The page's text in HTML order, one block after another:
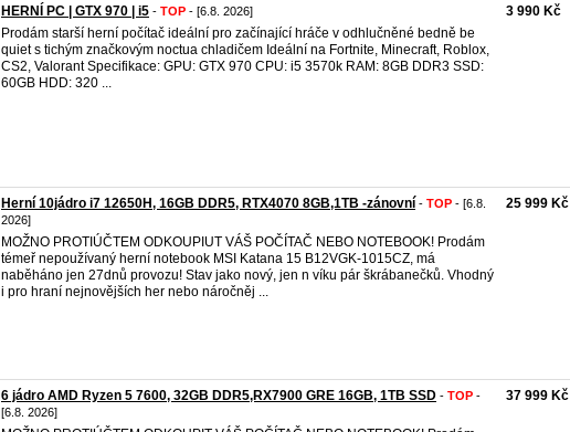
HERNÍ PC | GTX 970 | i5 - TOP - [6.8. 2026]
Prodám starší herní počítač ideální pro začínající hráče v odhlučněné bedně be
quiet s tichým značkovým noctua chladičem Ideální na Fortnite, Minecraft, Roblox,
CS2, Valorant Specifikace: GPU: GTX 970 CPU: i5 3570k RAM: 8GB DDR3 SSD:
60GB HDD: 320 ...
3 990 Kč
Herní 10jádro i7 12650H, 16GB DDR5, RTX4070 8GB,1TB -zánovní - TOP - [6.8.
2026]
MOŽNO PROTIÚČTEM ODKOUPIUT VÁŠ POČÍTAČ NEBO NOTEBOOK! Prodám
témeř nepoužívaný herní notebook MSI Katana 15 B12VGK-1015CZ, má
naběháno jen 27dnů provozu! Stav jako nový, jen n víku pár škrábanečků. Vhodný
i pro hraní nejnovějších her nebo náročněj ...
25 999 Kč
6 jádro AMD Ryzen 5 7600, 32GB DDR5,RX7900 GRE 16GB, 1TB SSD - TOP -
[6.8. 2026]
37 999 Kč